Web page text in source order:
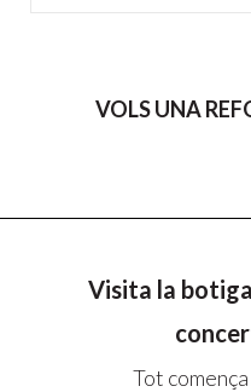
VOLS UNA
Visita la
Tot